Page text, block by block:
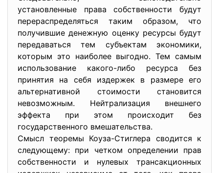
установленные права собственности будут
перераспределяться таким образом, что
получившие денежную оценку ресурсы будут
передаваться тем субъектам экономики,
которым это наиболее выгодно. Тем самым
использование какого-либо ресурса без
принятия на себя издержек в размере его
альтернативной стоимости становится
невозможным. Нейтрализация внешнего
эффекта при этом происходит без
государственного вмешательства.
Смысл теоремы Коуза-Стиглера сводится к
следующему: при четком определении прав
собственности и нулевых трансакционных